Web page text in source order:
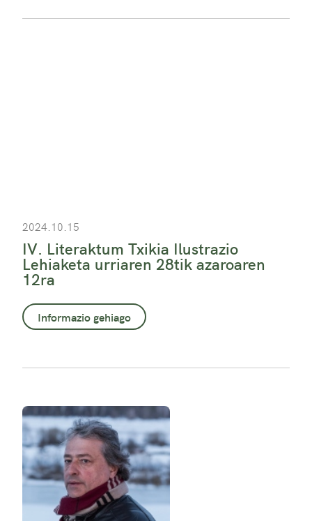
2024.10.15
IV. Literaktum Txikia Ilustrazio
Lehiaketa urriaren 28tik azaroaren
12ra
Informazio gehiago